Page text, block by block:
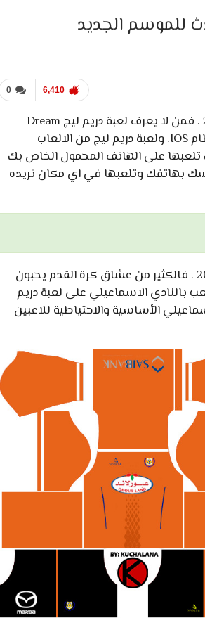
0 6,410
نتحدث في هذا المقال عن تحميل لبس الاسماعيلي في دريم ليج 2019 . فمن لا يعرف لعبة دريم ليج Dream
League، هي لعبة توجد على الهاتف الذي يعمل بنظام الاندرويد أو نظام IOS. ولعبة دريم ليج من الالعاب
تلعبها على الهاتف المحمول الخاص بك
بهاتفك وتلعبها في اي مكان تريده
وفي هذا المقال نتحدث عن تحميل لبس الاسماعيلي في دريم ليج 2019 . فالكثير من عشاق كرة القدم يحبون
بالنادي الاسماعيلي على لعبة دريم
الأساسية والاحتياطية للاعبين